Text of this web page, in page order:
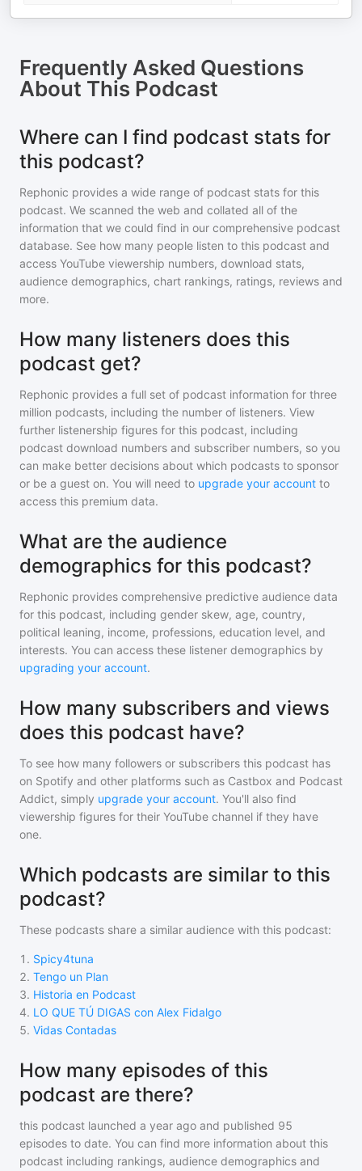
Frequently Asked Questions
About This Podcast
Where can I find podcast stats for
this podcast?
Rephonic provides a wide range of podcast stats for this
podcast. We scanned the web and collated all of the
information that we could find in our comprehensive podcast
database. See how many people listen to this podcast and
access YouTube viewership numbers, download stats,
audience demographics, chart rankings, ratings, reviews and
more.
How many listeners does this
podcast get?
Rephonic provides a full set of podcast information for three
million podcasts, including the number of listeners. View
further listenership figures for this podcast, including
podcast download numbers and subscriber numbers, so you
can make better decisions about which podcasts to sponsor
or be a guest on. You will need to upgrade your account to
access this premium data.
What are the audience
demographics for this podcast?
Rephonic provides comprehensive predictive audience data
for this podcast, including gender skew, age, country,
political leaning, income, professions, education level, and
interests. You can access these listener demographics by
upgrading your account.
How many subscribers and views
does this podcast have?
To see how many followers or subscribers this podcast has
on Spotify and other platforms such as Castbox and Podcast
Addict, simply upgrade your account. You'll also find
viewership figures for their YouTube channel if they have
one.
Which podcasts are similar to this
podcast?
These podcasts share a similar audience with this podcast:
1 . Spicy4tuna
2. Tengo un Plan
3. Historia en Podcast
4. LO QUE TÚ DIGAS con Alex Fidalgo
5. Vidas Contadas
How many episodes of this
podcast are there?
this podcast launched a year ago and published 95
episodes to date. You can find more information about this
podcast including rankings, audience demographics and